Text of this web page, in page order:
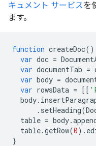
キュメント サービスを
ます。
function createDoc()
var doc =
var documentTab =
var body =
var rowsData = [[
body.
. setHeading(
table = body.
table.getRow(0).
}